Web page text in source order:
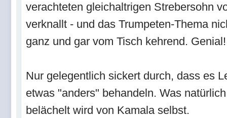
verachteten gleichaltrigen Strebersohn
verknallt - und das Trumpeten-Thema
ganz und gar vom Tisch kehrend.
Nur gelegentlich sickert durch, dass es
etwas "anders" behandeln. Was
belächelt wird von Kamala selbst.